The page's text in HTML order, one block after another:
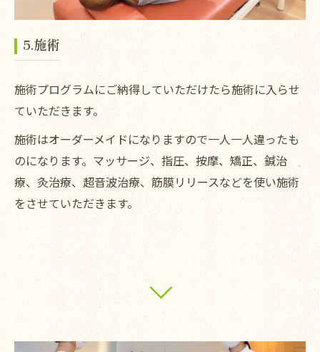
5.施術
施術プログラムにご納得していただけたら施術に入らせ
ていただきます。
施術はオーダーメイドになりますので一人一人違ったも
のになります。マッサージ、指圧、按摩、矯正、鍼治
療、灸治療、超音波治療、筋膜リリースなどを使い施術
をさせていただきます。